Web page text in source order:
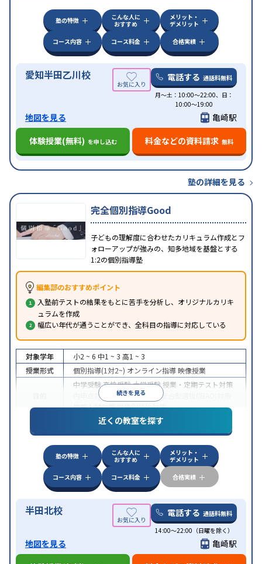
塾の特徴
こんな人に
おすすめ
メリット・
デメリット
コース内容
コース料金 合格実績
愛知半田乙川校 電話する 通話料無料
月〜土：10:00〜22:00、日：
10:00〜19:00
地図を見る
亀崎駅
体験授業(無料) を申し込む 料金などの資料請求 無料
塾の詳細を見る
完全個別指導Good
子どもの理解度に合わせたカリキュラム作成とフ
ォローアップが強みの、知多地域を基盤とする
1:2の個別指導塾
編集部のおすすめポイント
入塾前テストの結果をもとに苦手を分析し、オリジナルカリキ
ュラムを作成
幅広い年代が通うことができ、全科目の指導に対応している
続きを見る
対象学年 小2 ~ 6 中1 ~ 3 高1 ~ 3
授業形式
個別指導(1対2~) オンライン指導映像授業
中学受験高校受験大学受験 授業・定期テスト対策
内申点対策
学習習慣の定着
総合型選抜(旧AO)対策
推薦入試対策学校別特化対策
特徴
中高一貫校生に対応授業の振替可能
オンライン対応1科目から受講可能季節講習の
みの受講可
近くの教室を探す
塾の特徴
こんな人に
おすすめ
メリット・
デメリット
コース内容
コース料金 合格実績
半田北校 電話する 通話料無料
14:00〜22:00（日曜を除く）
地図を見る
亀崎駅